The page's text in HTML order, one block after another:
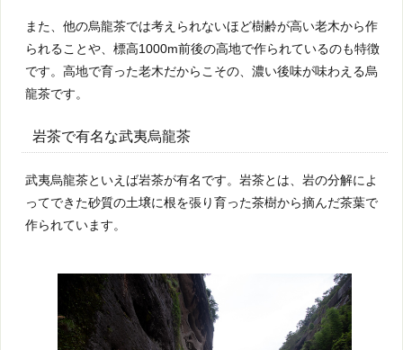
また、他の烏龍茶では考えられないほど樹齢が高い老木から作
られることや、標高1000m前後の高地で作られているのも特徴
です。高地で育った老木だからこその、濃い後味が味わえる烏
龍茶です。
岩茶で有名な武夷烏龍茶
武夷烏龍茶といえば岩茶が有名です。岩茶とは、岩の分解によ
ってできた砂質の土壌に根を張り育った茶樹から摘んだ茶葉で
作られています。